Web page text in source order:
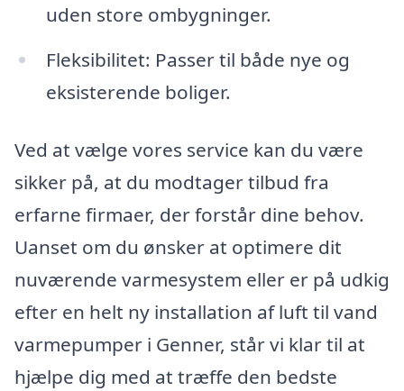
uden store ombygninger.
Fleksibilitet: Passer til både nye og
eksisterende boliger.
Ved at vælge vores service kan du være
sikker på, at du modtager tilbud fra
erfarne firmaer, der forstår dine behov.
Uanset om du ønsker at optimere dit
nuværende varmesystem eller er på udkig
efter en helt ny installation af luft til vand
varmepumper i Genner, står vi klar til at
hjælpe dig med at træffe den bedste